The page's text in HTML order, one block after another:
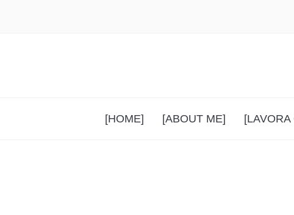
[HOME] [ABOUT ME] [LAVORA